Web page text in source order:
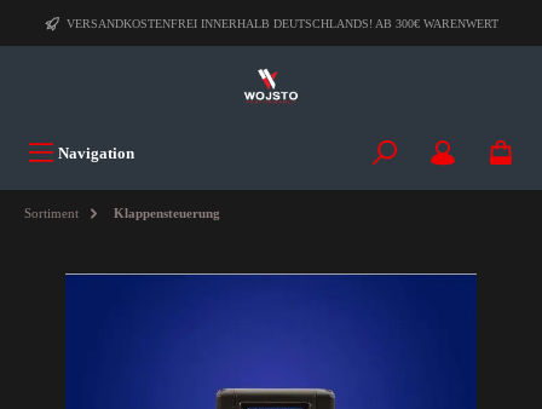
VERSANDKOSTENFREI INNERHALB DEUTSCHLANDS! AB 300€ WARENWERT
Navigation
Sortiment Klappensteuerung